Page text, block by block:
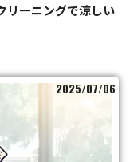
リーニングで涼しい
2025/07/06